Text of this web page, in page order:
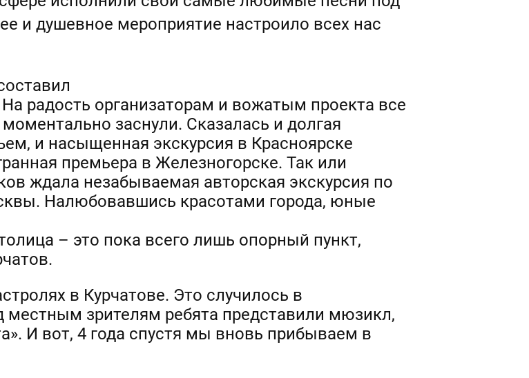
и душевное мероприятие настроило всех нас
радость организаторам и вожатым проекта все
заснули. Сказалась и долгая
и насыщенная экскурсия в Красноярске
премьера в Железногорске. Так или
ждала незабываемая авторская экскурсия по
Налюбовавшись красотами города, юные
– это пока всего лишь опорный пункт,
в Курчатове. Это случилось в
местным зрителям ребята представили мюзикл,
И вот, 4 года спустя мы вновь прибываем в